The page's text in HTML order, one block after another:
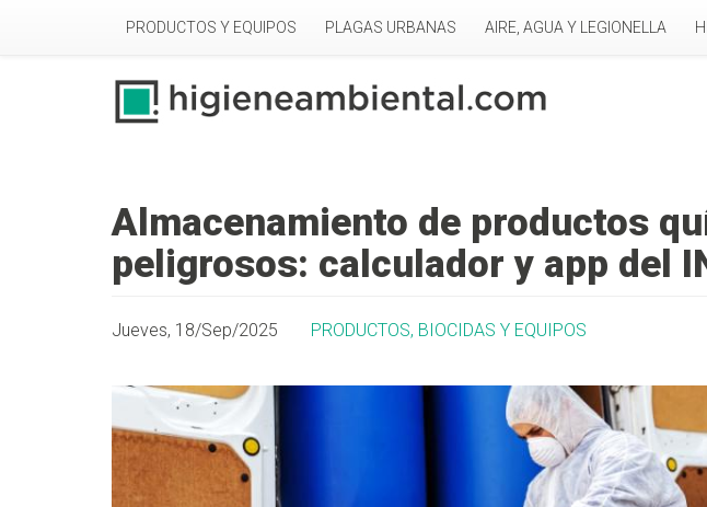
PRODUCTOS Y EQUIPOS PLAGAS URBANAS AIRE, AGUA Y LEGIONELLA
Almacenamiento de productos
peligrosos: calculador y app del
Jueves, 18/Sep/2025 PRODUCTOS, BIOCIDAS Y EQUIPOS